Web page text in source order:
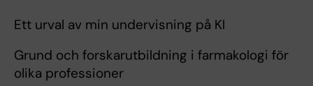
Ett urval av min undervisning på KI
Grund och forskarutbildning i farmakologi för
olika professioner